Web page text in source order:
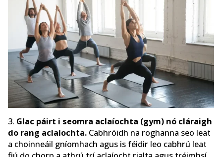
3. Glac páirt i seomra aclaíochta (gym) nó cláraigh
do rang aclaíochta. Cabhróidh na roghanna seo leat
a choinneáil gníomhach agus is féidir leo cabhrú leat